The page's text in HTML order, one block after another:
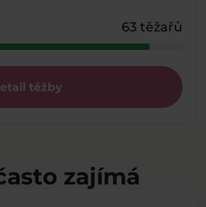
63 těžařů
těžby
zajímá